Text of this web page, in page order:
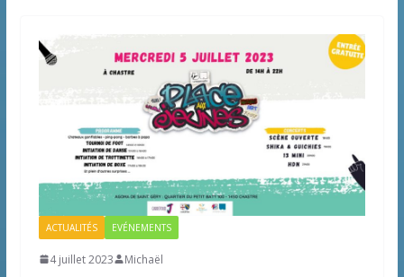
ACTUALITÉS EVÉNEMENTS
4 juillet 2023 Michaël